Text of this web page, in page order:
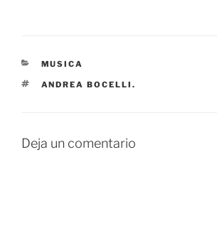
CATEGORÍAS
MUSICA
ETIQUETAS
ANDREA BOCELLI.
Deja un comentario